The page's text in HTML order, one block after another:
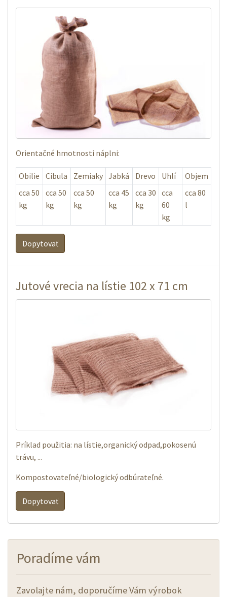
Orientačné hmotnosti náplni:
Obilie Cibula Zemiaky Jabká Drevo Uhlí
Objem
cca 50
kg
cca 50
kg
cca 50
kg
cca 45
kg
cca 30
kg
cca
60
kg
cca 80
l
Dopytovať
Jutové vrecia na lístie 102 x 71 cm
Príklad použitia: na lístie,organický odpad,pokosenú
trávu, ...
Kompostovateľné/biologický odbúrateľné.
Dopytovať
Poradíme vám
Zavolajte nám, doporučíme Vám výrobok